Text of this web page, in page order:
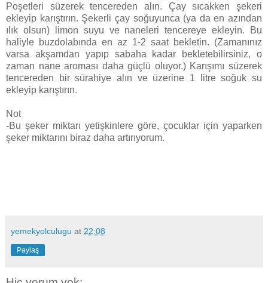
Poşetleri süzerek tencereden alın. Çay sıcakken şekeri
ekleyip karıştırın. Şekerli çay soğuyunca (ya da en azından
ılık olsun) limon suyu ve naneleri tencereye ekleyin. Bu
haliyle buzdolabında en az 1-2 saat bekletin. (Zamanınız
varsa akşamdan yapıp sabaha kadar bekletebilirsiniz, o
zaman nane aroması daha güçlü oluyor.) Karışımı süzerek
tencereden bir sürahiye alın ve üzerine 1 litre soğuk su
ekleyip karıştırın.
Not
-Bu şeker miktarı yetişkinlere göre, çocuklar için yaparken
şeker miktarını biraz daha artırıyorum.
yemekyolculugu at 22:08
Paylaş